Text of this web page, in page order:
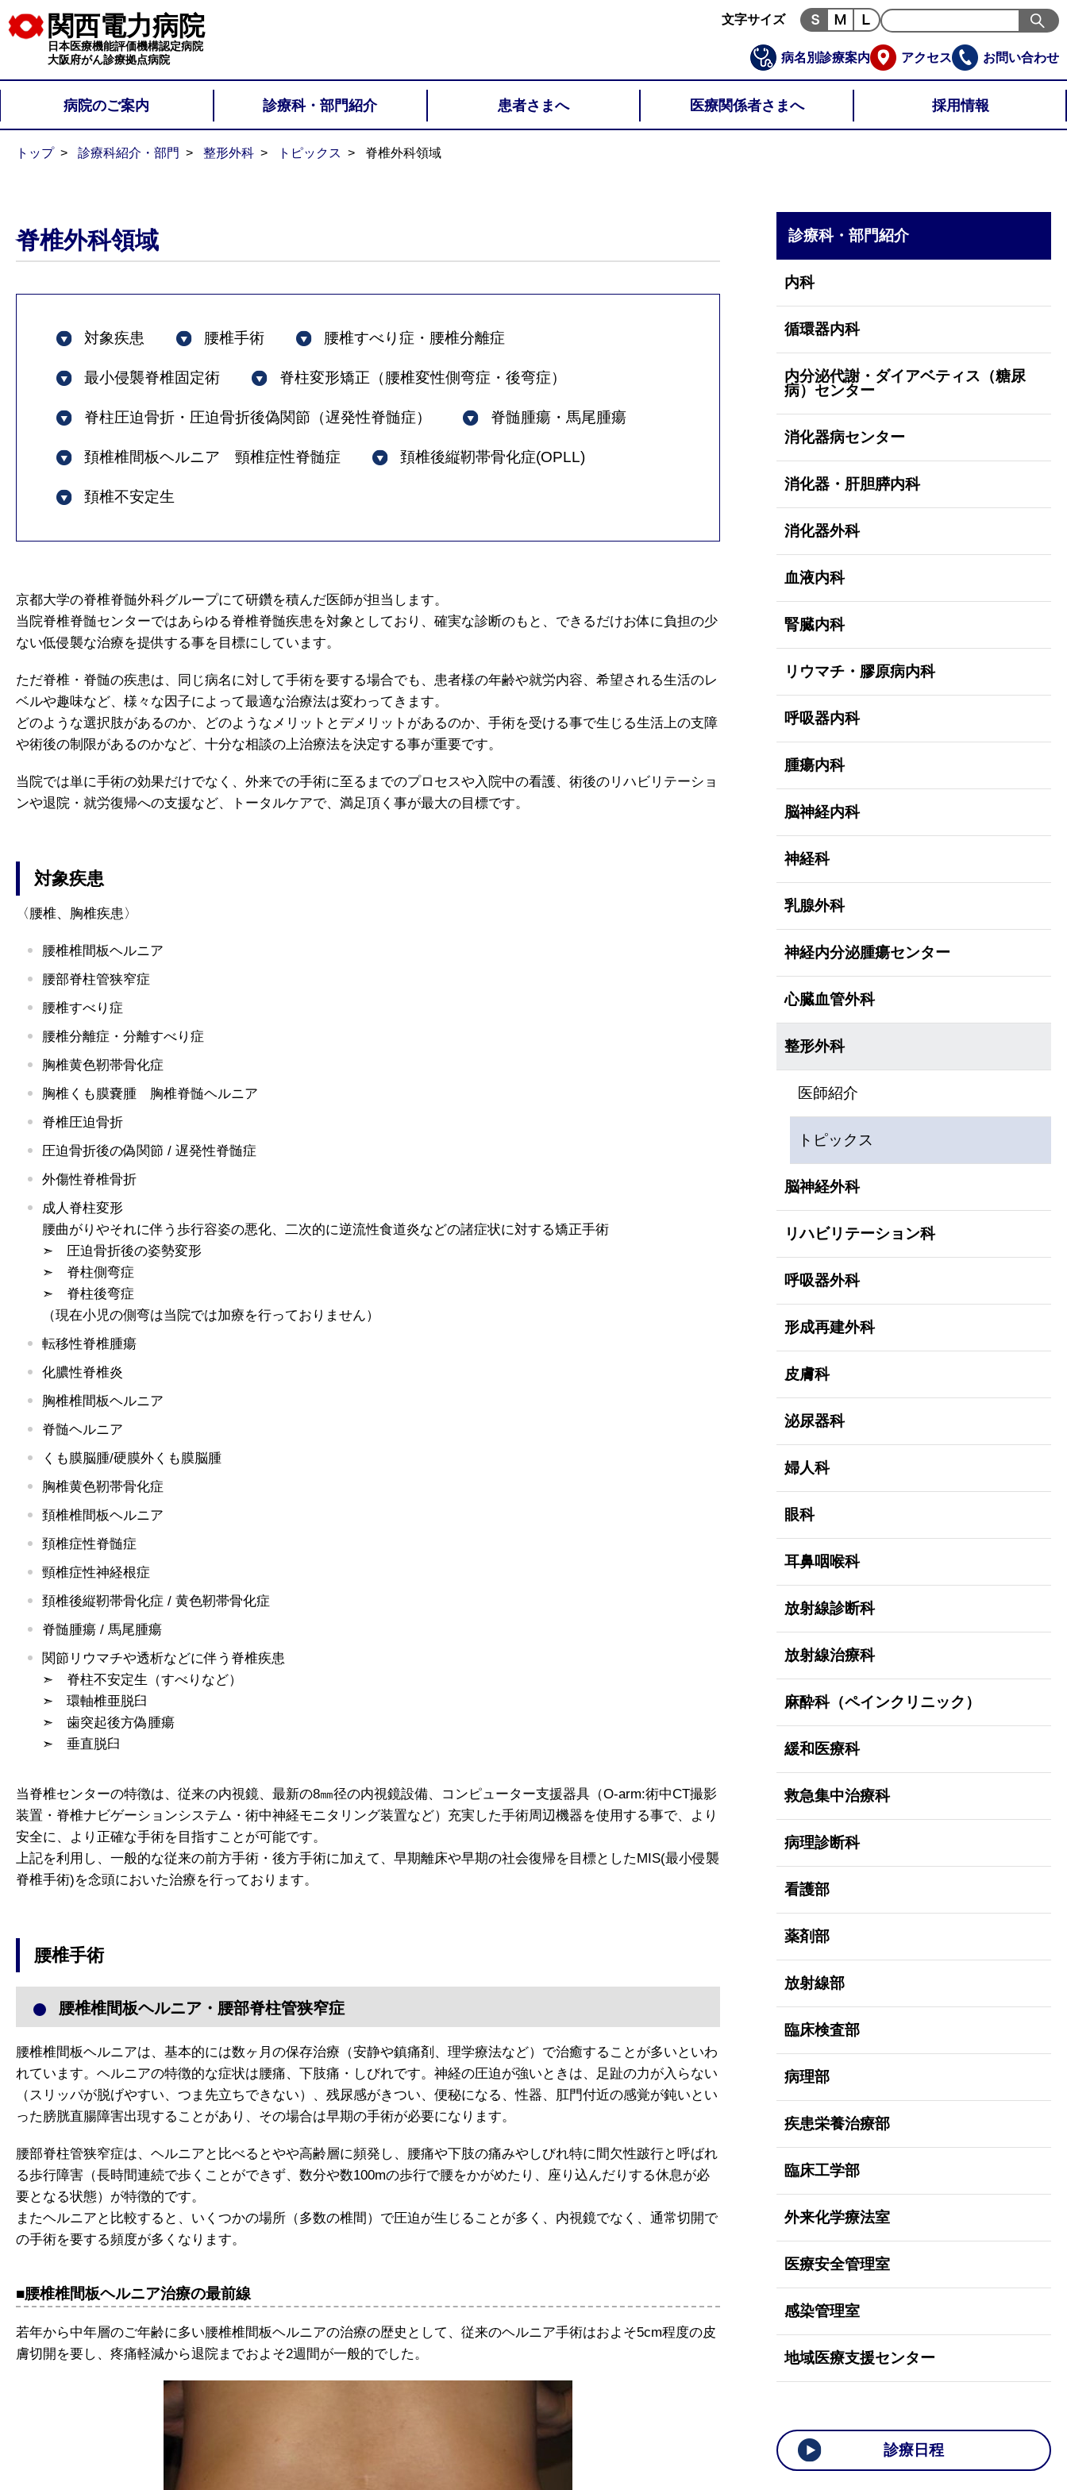
関西電力病院
日本医療機能評価機構認定病院
大阪府がん診療拠点病院
病院のご案内 診療科・部門紹介 患者さまへ 医療関係者さまへ 採用情報
文字サイズ
病名別診療案内 アクセス お問い合わせ
トップ 診療科紹介・部門 整形外科 トピックス 脊椎外科領域
脊椎外科領域
対象疾患 腰椎手術 腰椎すべり症・腰椎分離症
最小侵襲脊椎固定術 脊柱変形矯正（腰椎変性側弯症・後弯症）
脊柱圧迫骨折・圧迫骨折後偽関節（遅発性脊髄症） 脊髄腫瘍・馬尾腫瘍
頚椎椎間板ヘルニア 頸椎症性脊髄症 頚椎後縦靭帯骨化症(OPLL)
頚椎不安定生
京都大学の脊椎脊髄外科グループにて研鑽を積んだ医師が担当します。
当院脊椎脊髄センターではあらゆる脊椎脊髄疾患を対象としており、確実な診断のもと、できるだけお体に負担の少
ない低侵襲な治療を提供する事を目標にしています。
ただ脊椎・脊髄の疾患は、同じ病名に対して手術を要する場合でも、患者様の年齢や就労内容、希望される生活のレ
ベルや趣味など、様々な因子によって最適な治療法は変わってきます。
どのような選択肢があるのか、どのようなメリットとデメリットがあるのか、手術を受ける事で生じる生活上の支障
や術後の制限があるのかなど、十分な相談の上治療法を決定する事が重要です。
当院では単に手術の効果だけでなく、外来での手術に至るまでのプロセスや入院中の看護、術後のリハビリテーショ
ンや退院・就労復帰への支援など、トータルケアで、満足頂く事が最大の目標です。
対象疾患
〈腰椎、胸椎疾患〉
腰椎椎間板ヘルニア
腰部脊柱管狭窄症
腰椎すべり症
腰椎分離症・分離すべり症
胸椎黄色靭帯骨化症
胸椎くも膜嚢腫 胸椎脊髄ヘルニア
脊椎圧迫骨折
圧迫骨折後の偽関節 / 遅発性脊髄症
外傷性脊椎骨折
成人脊柱変形
腰曲がりやそれに伴う歩行容姿の悪化、二次的に逆流性食道炎などの諸症状に対する矯正手術
➣ 圧迫骨折後の姿勢変形
➣ 脊柱側弯症
➣ 脊柱後弯症
（現在小児の側弯は当院では加療を行っておりません）
転移性脊椎腫瘍
化膿性脊椎炎
胸椎椎間板ヘルニア
脊髄ヘルニア
くも膜脳腫/硬膜外くも膜脳腫
胸椎黄色靭帯骨化症
頚椎椎間板ヘルニア
頚椎症性脊髄症
頸椎症性神経根症
頚椎後縦靭帯骨化症 / 黄色靭帯骨化症
脊髄腫瘍 / 馬尾腫瘍
関節リウマチや透析などに伴う脊椎疾患
➣ 脊柱不安定生（すべりなど）
➣ 環軸椎亜脱臼
➣ 歯突起後方偽腫瘍
➣ 垂直脱臼
当脊椎センターの特徴は、従来の内視鏡、最新の8㎜径の内視鏡設備、コンピューター支援器具（O-arm:術中CT撮影
装置・脊椎ナビゲーションシステム・術中神経モニタリング装置など）充実した手術周辺機器を使用する事で、より
安全に、より正確な手術を目指すことが可能です。
上記を利用し、一般的な従来の前方手術・後方手術に加えて、早期離床や早期の社会復帰を目標としたMIS(最小侵襲
脊椎手術)を念頭においた治療を行っております。
腰椎手術
腰椎椎間板ヘルニア・腰部脊柱管狭窄症
腰椎椎間板ヘルニアは、基本的には数ヶ月の保存治療（安静や鎮痛剤、理学療法など）で治癒することが多いといわ
れています。ヘルニアの特徴的な症状は腰痛、下肢痛・しびれです。神経の圧迫が強いときは、足趾の力が入らない
（スリッパが脱げやすい、つま先立ちできない）、残尿感がきつい、便秘になる、性器、肛門付近の感覚が鈍いとい
った膀胱直腸障害出現することがあり、その場合は早期の手術が必要になります。
腰部脊柱管狭窄症は、ヘルニアと比べるとやや高齢層に頻発し、腰痛や下肢の痛みやしびれ特に間欠性跛行と呼ばれ
る歩行障害（長時間連続で歩くことができず、数分や数100mの歩行で腰をかがめたり、座り込んだりする休息が必
要となる状態）が特徴的です。
またヘルニアと比較すると、いくつかの場所（多数の椎間）で圧迫が生じることが多く、内視鏡でなく、通常切開で
の手術を要する頻度が多くなります。
■腰椎椎間板ヘルニア治療の最前線
若年から中年層のご年齢に多い腰椎椎間板ヘルニアの治療の歴史として、従来のヘルニア手術はおよそ5cm程度の皮
膚切開を要し、疼痛軽減から退院までおよそ2週間が一般的でした。
診療科・部門紹介
内科
循環器内科
内分泌代謝・ダイアベティス（糖尿
病）センター
消化器病センター
消化器・肝胆膵内科
消化器外科
血液内科
腎臓内科
リウマチ・膠原病内科
呼吸器内科
腫瘍内科
脳神経内科
神経科
乳腺外科
神経内分泌腫瘍センター
心臓血管外科
整形外科
医師紹介
トピックス
脳神経外科
リハビリテーション科
呼吸器外科
形成再建外科
皮膚科
泌尿器科
婦人科
眼科
耳鼻咽喉科
放射線診断科
放射線治療科
麻酔科（ペインクリニック）
緩和医療科
救急集中治療科
病理診断科
看護部
薬剤部
放射線部
臨床検査部
病理部
疾患栄養治療部
臨床工学部
外来化学療法室
医療安全管理室
感染管理室
地域医療支援センター
診療日程